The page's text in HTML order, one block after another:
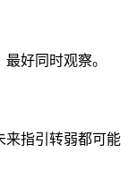
好同时观察。
来指引转弱都可能